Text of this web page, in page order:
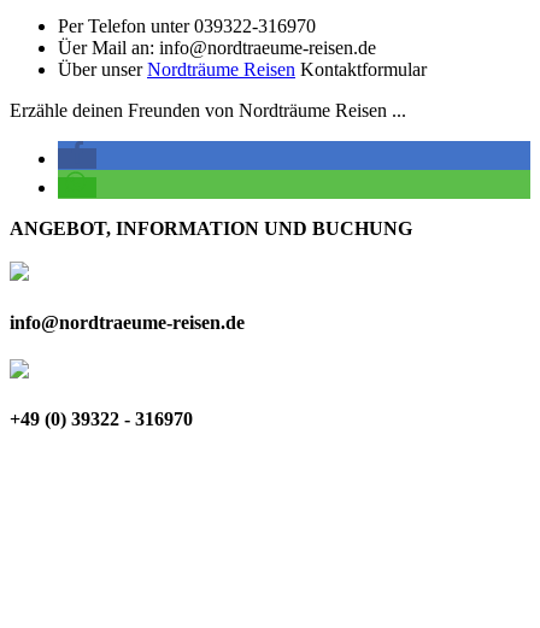
Per Telefon unter 039322-316970
Üer Mail an: info@nordtraeume-reisen.de
Über unserNordträume Reisen Kontaktformular
Erzähle deinen Freunden von Nordträume Reisen ...
ANGEBOT, INFORMATION UND BUCHUNG
info@nordtraeume-reisen.de
+49 (0) 39322 - 316970